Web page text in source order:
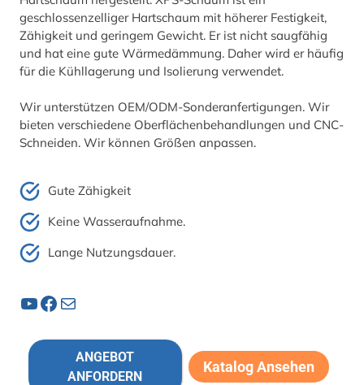
geschlossenzelliger Hartschaum mit höherer Festigkeit,
Zähigkeit und geringem Gewicht. Er ist nicht saugfähig
und hat eine gute Wärmedämmung. Daher wird er häufig
für die Kühllagerung und Isolierung verwendet.
Wir unterstützen OEM/ODM-Sonderanfertigungen. Wir
bieten verschiedene Oberflächenbehandlungen und CNC-
Schneiden. Wir können Größen anpassen.
Gute Zähigkeit
Keine Wasseraufnahme.
Lange Nutzungsdauer.
YouTube Facebook Post
ANGEBOT
ANFORDERN
Katalog Ansehen